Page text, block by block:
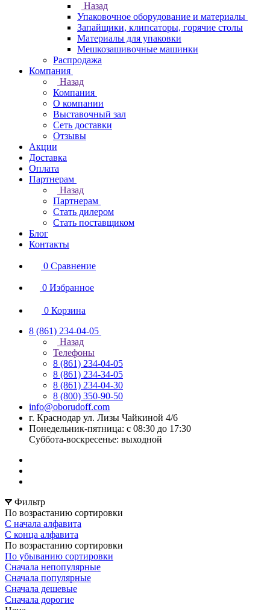
Назад
Упаковочное оборудование и материалы
Запайщики, клипсаторы, горячие столы
Материалы для упаковки
Мешкозашивочные машинки
Распродажа
Компания
Назад
Компания
О компании
Выставочный зал
Сеть доставки
Отзывы
Акции
Доставка
Оплата
Партнерам
Назад
Партнерам
Стать дилером
Стать поставщиком
Блог
Контакты
0 Сравнение
0 Избранное
0 Корзина
8 (861) 234-04-05
Назад
Телефоны
8 (861) 234-04-05
8 (861) 234-34-05
8 (861) 234-04-30
8 (800) 350-90-50
info@oborudoff.com
г. Краснодар ул. Лизы Чайкиной 4/6
Понедельник-пятница: с 08:30 до 17:30
Суббота-воскресенье: выходной
Фильтр
По возрастанию сортировки
С начала алфавита
С конца алфавита
По возрастанию сортировки
По убыванию сортировки
Сначала непопулярные
Сначала популярные
Сначала дешевые
Сначала дорогие